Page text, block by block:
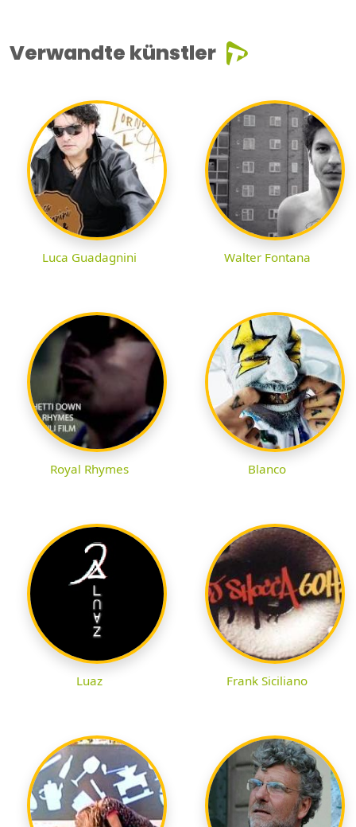
Verwandte künstler
Luca Guadagnini Walter Fontana
Royal Rhymes Blanco
Luaz Frank Siciliano